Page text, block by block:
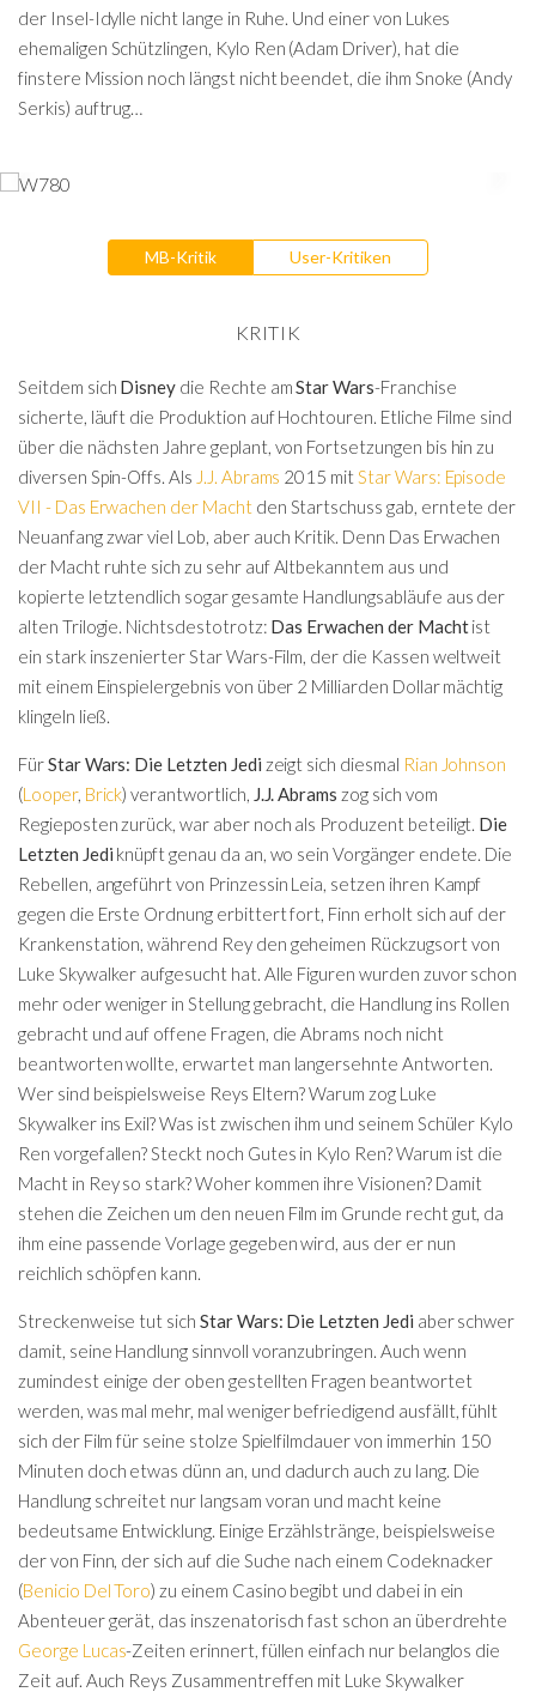
der Insel-Idylle nicht lange in Ruhe. Und einer von Lukes
ehemaligen Schützlingen, Kylo Ren (Adam Driver), hat die
finstere Mission noch längst nicht beendet, die ihm Snoke (Andy
Serkis) auftrug…
MB-Kritik User-Kritiken
KRITIK
Seitdem sich Disney die Rechte amStar Wars-Franchise
sicherte, läuft die Produktion auf Hochtouren. Etliche Filme sind
über die nächsten Jahre geplant, von Fortsetzungen bis hin zu
diversen Spin-Offs. Als J.J. Abrams 2015 mit Star Wars: Episode
VII - Das Erwachen der Machtden Startschuss gab, erntete der
Neuanfang zwar viel Lob, aber auch Kritik. Denn Das Erwachen
der Macht ruhte sich zu sehr auf Altbekanntem aus und
kopierte letztendlich sogar gesamte Handlungsabläufe aus der
alten Trilogie. Nichtsdestotrotz: Das Erwachen der Machtist
ein stark inszenierter Star Wars-Film, der die Kassen weltweit
mit einem Einspielergebnis von über 2 Milliarden Dollar mächtig
klingeln ließ.
FürStar Wars: Die Letzten Jedi zeigt sich diesmal Rian Johnson
(Looper, Brick) verantwortlich, J.J. Abrams zog sich vom
Regieposten zurück, war aber noch als Produzent beteiligt. Die
Letzten Jedi knüpft genau da an, wo sein Vorgänger endete. Die
Rebellen, angeführt von Prinzessin Leia, setzen ihren Kampf
gegen die Erste Ordnung erbittert fort, Finn erholt sich auf der
Krankenstation, während Rey den geheimen Rückzugsort von
Luke Skywalker aufgesucht hat. Alle Figuren wurden zuvor schon
mehr oder weniger in Stellung gebracht, die Handlung ins Rollen
gebracht und auf offene Fragen, die Abrams noch nicht
beantworten wollte, erwartet man langersehnte Antworten.
Wer sind beispielsweise Reys Eltern? Warum zog Luke
Skywalker ins Exil? Was ist zwischen ihm und seinem Schüler Kylo
Ren vorgefallen? Steckt noch Gutes in Kylo Ren? Warum ist die
Macht in Rey so stark? Woher kommen ihre Visionen? Damit
stehen die Zeichen um den neuen Film im Grunde recht gut, da
ihm eine passende Vorlage gegeben wird, aus der er nun
reichlich schöpfen kann.
Streckenweise tut sich Star Wars: Die Letzten Jedi aber schwer
damit, seine Handlung sinnvoll voranzubringen. Auch wenn
zumindest einige der oben gestellten Fragen beantwortet
werden, was mal mehr, mal weniger befriedigend ausfällt, fühlt
sich der Film für seine stolze Spielfilmdauer von immerhin 150
Minuten doch etwas dünn an, und dadurch auch zu lang. Die
Handlung schreitet nur langsam voran und macht keine
bedeutsame Entwicklung. Einige Erzählstränge, beispielsweise
der von Finn, der sich auf die Suche nach einem Codeknacker
(Benicio Del Toro) zu einem Casino begibt und dabei in ein
Abenteuer gerät, das inszenatorisch fast schon an überdrehte
George Lucas-Zeiten erinnert, füllen einfach nur belanglos die
Zeit auf. Auch Reys Zusammentreffen mit Luke Skywalker